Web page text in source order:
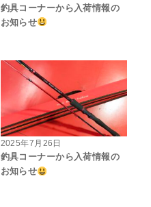
釣具コーナーから入荷情報の
お知らせ
2025年7月26日
釣具コーナーから入荷情報の
お知らせ